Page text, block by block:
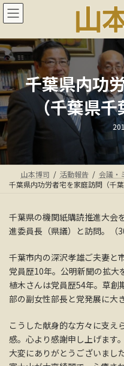
コ
ン
ン
ツ
へ
ス
キ
ッ
プ
ナ
ビ
ー
シ
ョ
ン
に
移
動
千葉県内功
（千葉県
最
新
日
時
:
山本博司 活動報告
会議・
千葉県内功労者宅を家庭訪問（千葉
千葉県の機関紙購読推進大会
進委員長（県議）と訪問。（
千葉市内の深沢孝雄ご夫妻と
党員歴10年。公明新聞の拡大
植木さんは党員歴54年。草創
部の副女性部長と党発展に大
こうした献身的な方々に支え
感。心より感謝申し上げます。
大変にありがとうございまし